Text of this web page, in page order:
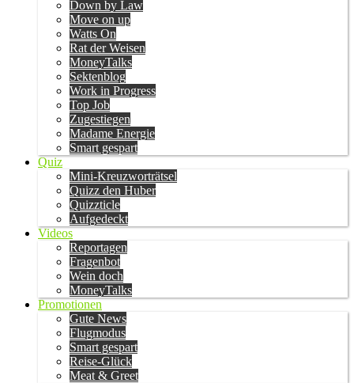
Down by Law
Move on up
Watts On
Rat der Weisen
MoneyTalks
Sektenblog
Work in Progress
Top Job
Zugestiegen
Madame Energie
Smart gespart
Quiz
Mini-Kreuzworträtsel
Quizz den Huber
Quizzticle
Aufgedeckt
Videos
Reportagen
Fragenbot
Wein doch
MoneyTalks
Promotionen
Gute News
Flugmodus
Smart gespart
Reise-Glück
Meat & Greet